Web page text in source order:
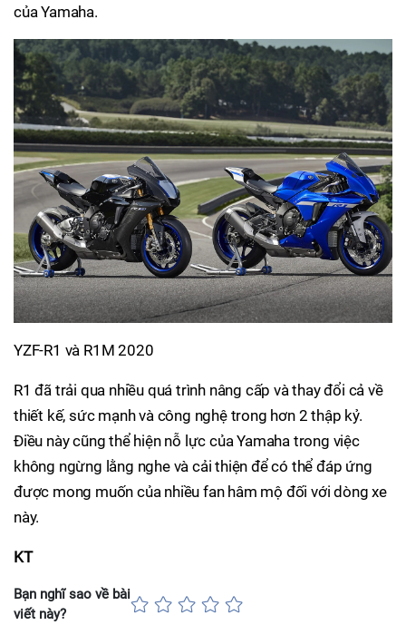
của Yamaha.
YZF-R1 và R1M 2020
R1 đã trải qua nhiều quá trình nâng cấp và thay đổi cả về
thiết kế, sức mạnh và công nghệ trong hơn 2 thập kỷ.
Điều này cũng thể hiện nỗ lực của Yamaha trong việc
không ngừng lằng nghe và cải thiện để có thể đáp ứng
được mong muốn của nhiều fan hâm mộ đối với dòng xe
này.
KT
Bạn nghĩ sao về bài
viết này?